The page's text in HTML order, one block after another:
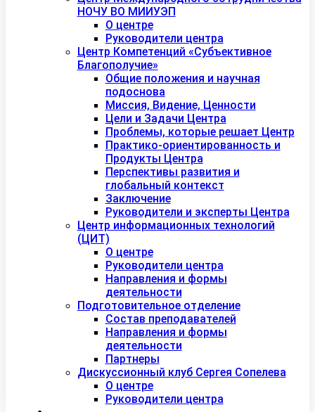
НОЧУ ВО МИИУЭП
О центре
Руководители центра
Центр Компетенций «Субъективное
Благополучие»
Общие положения и научная
подоснова
Миссия, Видение, Ценности
Цели и Задачи Центра
Проблемы, которые решает Центр
Практико-ориентированность и
Продукты Центра
Перспективы развития и
глобальный контекст
Заключение
Руководители и эксперты Центра
Центр информационных технологий
(ЦИТ)
О центре
Руководители центра
Направления и формы
деятельности
Подготовительное отделение
Состав преподавателей
Направления и формы
деятельности
Партнеры
Дискуссионный клуб Сергея Сопелева
О центре
Руководители центра